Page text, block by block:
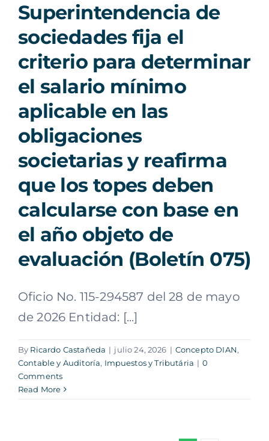
Superintendencia de
sociedades fija el
criterio para determinar
el salario mínimo
aplicable en las
obligaciones
societarias y reafirma
que los topes deben
calcularse con base en
el año objeto de
evaluación (Boletín 075)
Oficio No. 115-294587 del 28 de mayo
de 2026 Entidad: [...]
By Ricardo Castañeda | julio 24, 2026 | Concepto DIAN,
Contable y Auditoría, Impuestos y Tributária | 0
Comments
Read More